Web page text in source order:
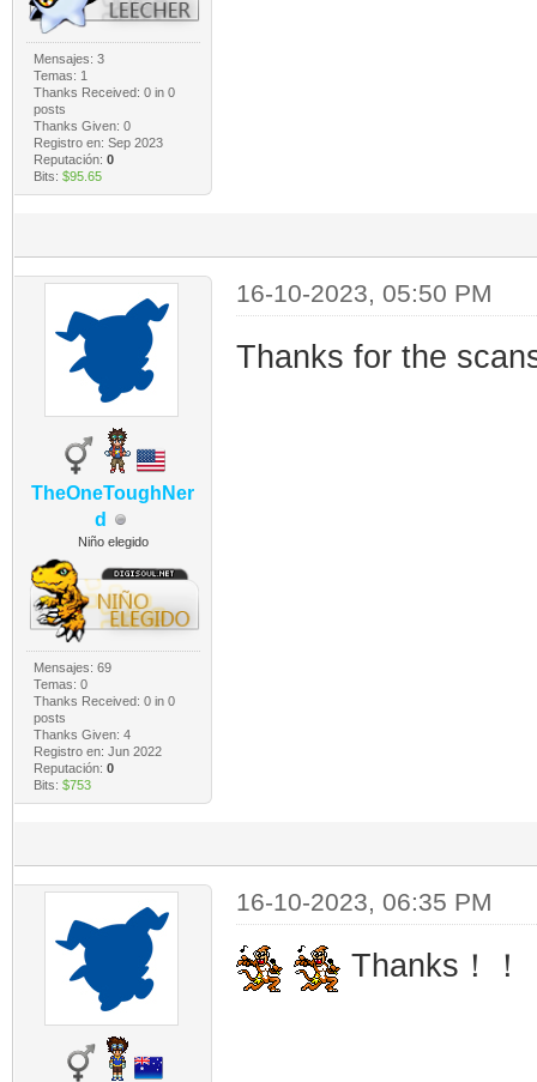
Mensajes: 3
Temas: 1
Thanks Received: 0in 0
posts
Thanks Given: 0
Registro en: Sep 2023
Reputación: 0
Bits: $95.65
TheOneToughNer
d
Niño elegido
Mensajes: 69
Temas: 0
Thanks Received: 0in 0
posts
Thanks Given: 4
Registro en: Jun 2022
Reputación: 0
Bits: $753
16-10-2023, 05:50 PM
Thanks for the
16-10-2023, 06:35 PM
​​​​​​​Thanks！！